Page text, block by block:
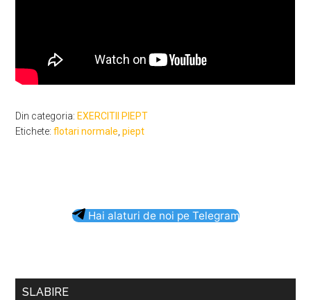
Din categoria: EXERCITII PIEPT
Etichete:flotari normale ,piept
Hai alaturi de noi pe Telegram
SLABIRE